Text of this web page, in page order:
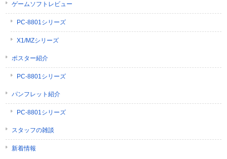
ゲームソフトレビュー
PC-8801シリーズ
X1/MZシリーズ
ポスター紹介
PC-8801シリーズ
パンフレット紹介
PC-8801シリーズ
スタッフの雑談
新着情報